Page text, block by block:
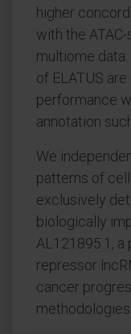
higher
with the
multiome
of ELATUS
performance
annotation
We
patterns of
exclusively
biologically
AL121895.1,
repressor
cancer
methodologies.